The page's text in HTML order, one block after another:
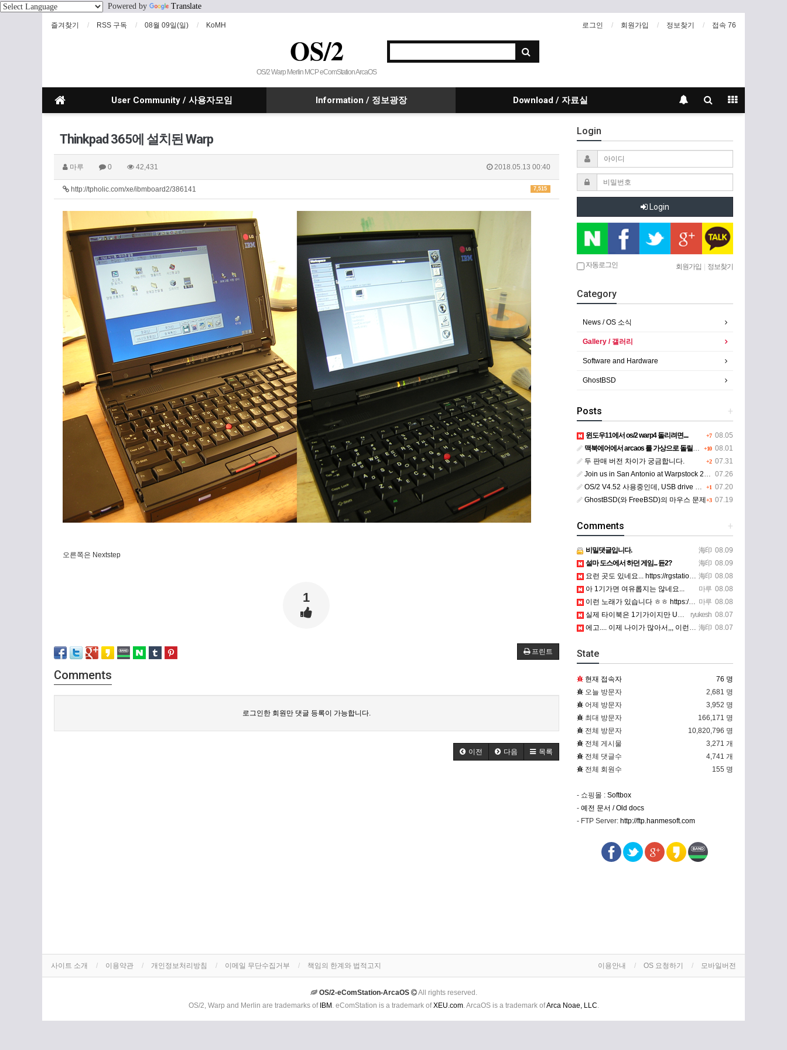
Powered by Translate
즐겨찾기 RSS 구독 08월 09일(일) KoMH 로그인 회원가입 정보찾기 접속 76
OS/2
OS/2 Warp Merlin MCP eComStation ArcaOS
User Community / 사용자모임 Information / 정보광장 Download / 자료실
Thinkpad 365에 설치된 Warp
마루 0 42,431 2018.05.13 00:40
7,515
http://tpholic.com/xe/ibmboard2/386141
오른쪽은 Nextstep
1
프린트
Comments
로그인한 회원만 댓글 등록이 가능합니다.
이전 다음 목록
Login
Login
자동로그인 회원가입 | 정보찾기
Category
News / OS 소식
Gallery / 갤러리
Software and Hardware
GhostBSD
+
Posts
+7 08.05
윈도우11에서 os/2 warp4 돌리려면....
+10 08.01
맥북에어에서 arcaos 를 가상으로 돌릴려면 어떻게 해야 하는 지요?
+2 07.31
두 판매 버전 차이가 궁금합니다.
07.26
Join us in San Antonio at Warpstock 2026
+1 07.20
OS/2 V4.52 사용중인데, USB drive 사용 가능한지요?
+3 07.19
GhostBSD(와 FreeBSD)의 마우스 문제
+
Comments
海印 08.09
비밀댓글입니다.
海印 08.09
설마 도스에서 하던 게임... 듄2?
海印 08.08
요런 곳도 있네요... https://rgstation.cafe24.com/course_tip/306500
마루 08.08
아 1기가면 여유롭지는 않네요...
마루 08.08
이런 노래가 있습니다 ㅎㅎ https://www.7-star.net/bbs/board.php?bo_table…
ryukesh 08.07
실제 타이북은 1기가이지만 UTM 설정에선 768mb 입니다. 1기가나 그 보다 넘게 설정하면 UTM 에뮬레…
海印 08.07
에고.... 이제 나이가 많아서,,, 이런 가상pc에 설치해보는 것도 귀찮군요.. ㅎㅎ 날씨도 덥고.....…
State
현재 접속자
76 명
오늘 방문자
2,681 명
어제 방문자
3,952 명
최대 방문자
166,171 명
전체 방문자
10,820,796 명
전체 게시물
3,271 개
전체 댓글수
4,741 개
전체 회원수
155 명
- 쇼핑몰 : Softbox
- 예전 문서 / Old docs
- FTP Server: http://ftp.hanmesoft.com
사이트 소개 이용약관 개인정보처리방침 이메일 무단수집거부 책임의 한계와 법적고지 이용안내 OS 요청하기 모바일버전
OS/2-eComStation-ArcaOS
All rights reserved.
OS/2, Warp and Merlin are trademarks of IBM . eComStation is a trademark ofXEU.com. ArcaOS is a trademark ofArca Noae, LLC.